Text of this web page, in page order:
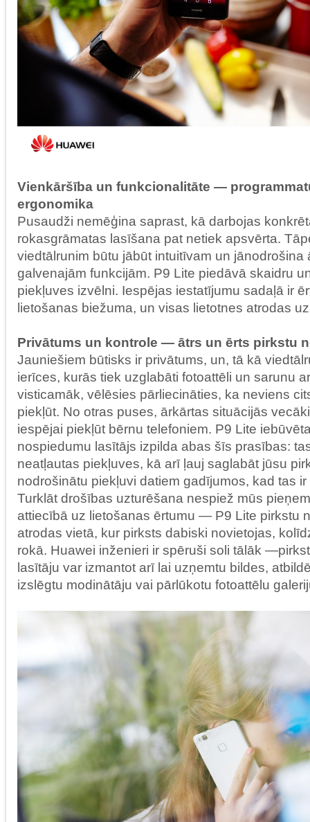
Vienkāršība un funkcionalitāte —
ergonomika
Pusaudži nemēģina saprast, kā darbojas
rokasgrāmatas lasīšana pat netiek apsvērta.
viedtālrunim būtu jābūt intuitīvam un jānodrošina
galvenajām funkcijām. P9 Lite piedāvā skaidru
piekļuves izvēlni. Iespējas iestatījumu sadaļā ir
lietošanas biežuma, un visas lietotnes atrodas
Privātums un kontrole — ātrs un ērts pirkstu
Jauniešiem būtisks ir privātums, un, tā kā
ierīces, kurās tiek uzglabāti fotoattēli un sarunu
visticamāk, vēlēsies pārliecināties, ka neviens
piekļūt. No otras puses, ārkārtas situācijās
iespējai piekļūt bērnu telefoniem. P9 Lite
nospiedumu lasītājs izpilda abas šīs prasības:
neatļautas piekļuves, kā arī ļauj saglabāt jūsu
nodrošinātu piekļuvi datiem gadījumos, kad tas
Turklāt drošības uzturēšana nespiež mūs
attiecībā uz lietošanas ērtumu — P9 Lite pirkstu
atrodas vietā, kur pirksts dabiski novietojas,
rokā. Huawei inženieri ir spēruši soli tālāk
lasītāju var izmantot arī lai uzņemtu bildes,
izslēgtu modinātāju vai pārlūkotu fotoattēlu